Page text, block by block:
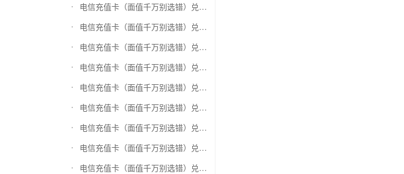
电信充值卡（面值千万别选错）兑换国美红券
电信充值卡（面值千万别选错）兑换盛付通卡
电信充值卡（面值千万别选错）兑换付费通
电信充值卡（面值千万别选错）兑换得仕通卡
电信充值卡（面值千万别选错）兑换便利通卡
电信充值卡（面值千万别选错）兑换同程旅游卡
电信充值卡（面值千万别选错）兑换万能消费卡
电信充值卡（面值千万别选错）兑换生活杉德卡
电信充值卡（面值千万别选错）兑换世通卡